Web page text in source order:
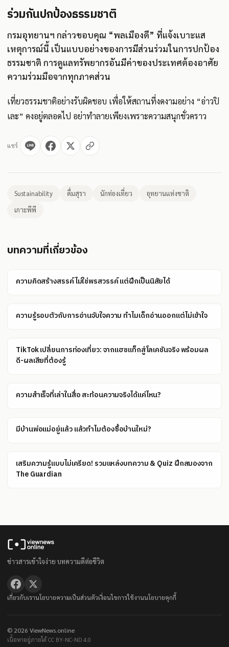
ร่วมกันปกป้องธรรมชาติ
กรมอุทยานฯ กล่าวขอบคุณ “พลเมืองดี” ที่แจ้งเบาะแส
เหตุการณ์นี้ เป็นแบบอย่างของการมีส่วนร่วมในการปกป้อง
ธรรมชาติ การดูแลทรัพยากรอันมีค่าของประเทศต้องอาศัย
ความร่วมมือจากทุกภาคส่วน
เที่ยวธรรมชาติอย่างรับผิดชอบ เพื่อให้สถานที่งดงามอย่าง “อ่าวปิ
เละ” คงอยู่ตลอดไป อย่าทำลายเพียงเพราะความสนุกชั่วคราว
แชร์
Sustainability ดื่มสุรา นักท่องเที่ยว
อุทยานแห่งชาติ
เกาะพีพี
บทความที่เกี่ยวข้อง
ความคิดสร้างสรรค์ไม่ใช่พรสวรรค์ แต่ฝึกเป็นนิสัยได้
ความรู้รอบตัวกับการอ่านจับใจความ ทำไมเด็กอ่านออกแต่ไม่เข้าใจ
TikTok เปลี่ยนการท่องเที่ยว: จากแฮชแท็กสู่โลเคชันจริง พร้อมผล
ดี-ผลเสียที่ต้องรู้
ความสำเร็จที่เล่าในสื่อ สะท้อนความจริงได้แค่ไหน?
มีบ้านพ่อแม่อยู่แล้ว แล้วทำไมต้องซื้อบ้านใหม่?
เสริมความรู้แบบไม่เครียด! รวมแหล่งบทความ & Quiz ฝึกสมองจาก
The Guardian
ข่าวสารเข้าใจง่าย บทความดีต่อชีวิต
เกี่ยวกับเรานโยบายความเป็นส่วนตัวเงื่อนไขการใช้งานนโยบายคุกกี้
© 2026 ViewNews.online
เนื้อหาอยู่ภายใต้ CC BY-NC-ND 4.0